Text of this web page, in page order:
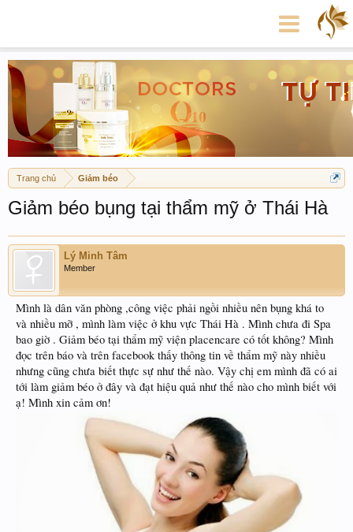
Trang chủ Giảm béo
Giảm béo bụng tại thẩm mỹ ở Thái Hà
Lý Minh Tâm
Member
Mình là dân văn phòng ,công việc phải ngồi nhiều nên bụng khá to
và nhiều mỡ , mình làm việc ở khu vực Thái Hà . Mình chưa đi Spa
bao giờ . Giảm béo tại thẩm mỹ viện placencare có tốt không? Mình
đọc trên báo và trên facebook thấy thông tin về thẩm mỹ này nhiều
nhưng cũng chưa biết thực sự như thế nào. Vậy chị em mình đã có ai
tới làm giảm béo ở đây và đạt hiệu quả như thế nào cho mình biết với
ạ! Mình xin cảm ơn!